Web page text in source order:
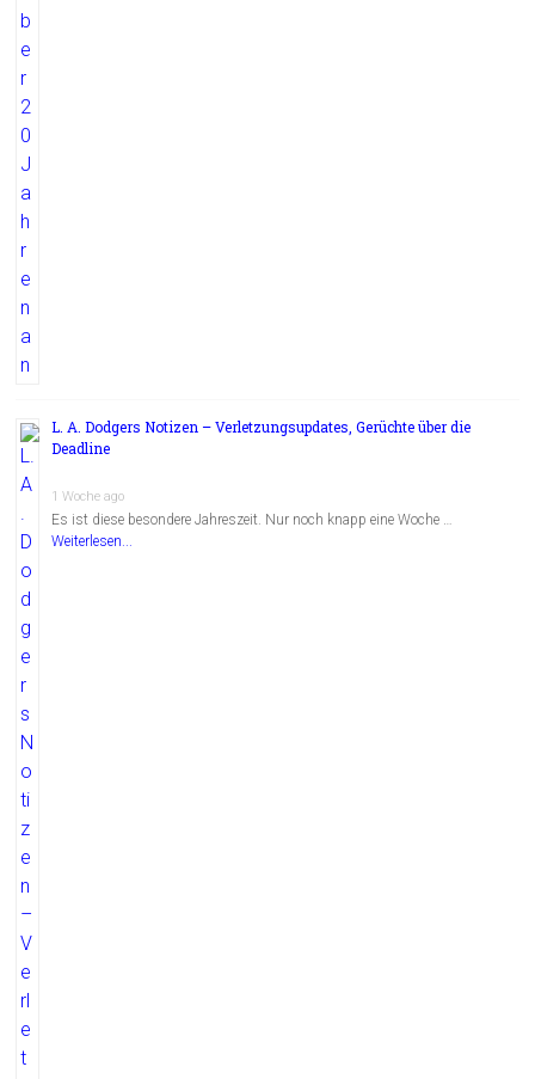
L. A. Dodgers Notizen – Verletzungsupdates, Gerüchte über die
Deadline
1 Woche ago
Es ist diese besondere Jahreszeit. Nur noch knapp eine Woche …
Weiterlesen...